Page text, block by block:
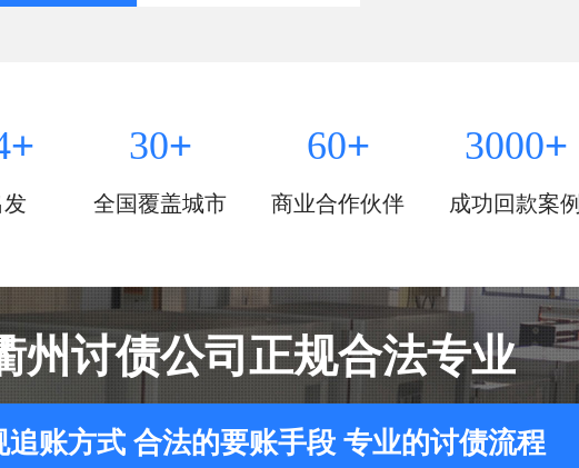
+
发
30+
全国覆盖城市
60+
商业合作伙伴
3000+
成功回款案例
州讨债公司正规合法专业
追账方式 合法的要账手段 专业的讨债流程